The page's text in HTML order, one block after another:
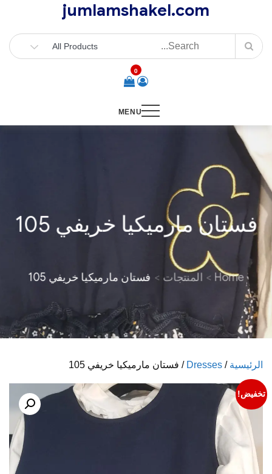
content
jumlamshakel.com
0
MENU
فستان مارميكيا خريفي 105
Home المنتجات فستان مارميكيا خريفي 105
الرئيسية /
Dresses / فستان مارميكيا خريفي 105
تخفيض!